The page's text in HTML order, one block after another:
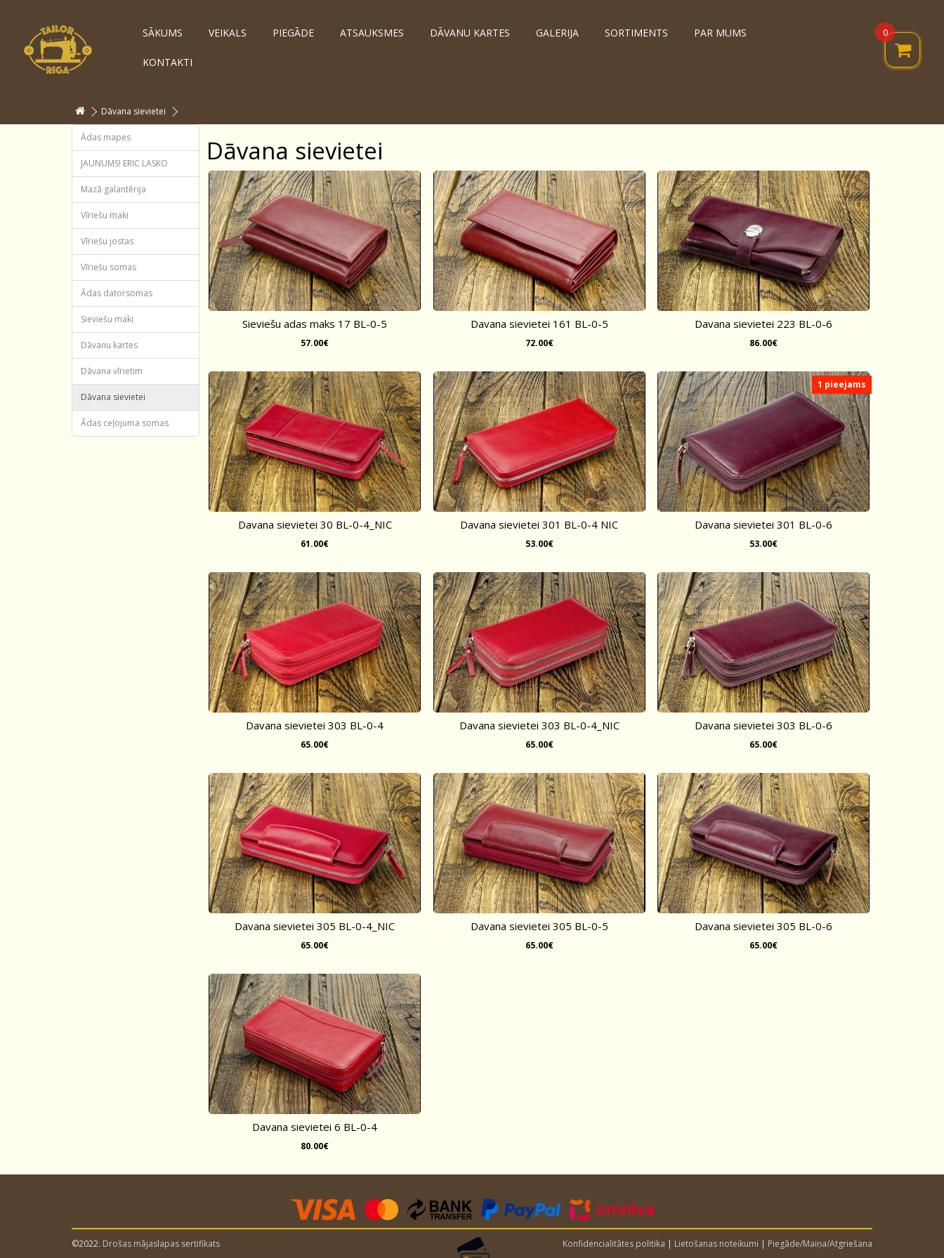
SĀKUMS VEIKALS PIEGĀDE ATSAUKSMES DĀVANU KARTES GALERIJA SORTIMENTS PAR MUMS
KONTAKTI
0
Dāvana sievietei
Ādas mapes
JAUNUMS! ERIС LASKO
Mazā galantērija
Vīriešu maki
Vīriešu jostas
Vīriešu somas
Ādas datorsomas
Sieviešu maki
Dāvanu kartes
Dāvana vīrietim
Dāvana sievietei
Ādas ceļojuma somas
Dāvana sievietei
Sieviešu adas maks 17 BL-0-5
57.00€
Davana sievietei 161 BL-0-5
72.00€
Davana sievietei 223 BL-0-6
86.00€
Davana sievietei 30 BL-0-4_NIC
61.00€
Davana sievietei 301 BL-0-4 NIC
53.00€
1 pieejams
Davana sievietei 301 BL-0-6
53.00€
Davana sievietei 303 BL-0-4
65.00€
Davana sievietei 303 BL-0-4_NIC
65.00€
Davana sievietei 303 BL-0-6
65.00€
Davana sievietei 305 BL-0-4_NIC
65.00€
Davana sievietei 305 BL-0-5
65.00€
Davana sievietei 305 BL-0-6
65.00€
Davana sievietei 6 BL-0-4
80.00€
©2022. Drošas mājaslapas sertifikats Konfidencialitātes politika | Lietošanas noteikumi | Piegāde/Maiņa/Atgriešana